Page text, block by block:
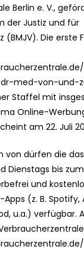
Berlin e. V.,
der Justiz und für
Die erste
med-von-und-
Staffel mit
Online-
am 22. Juli
von dürfen die
Dienstags bis
und
(z. B. Spotify,
u.a.) verfügbar.